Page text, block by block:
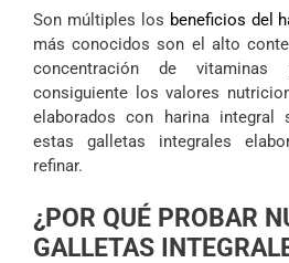
Son múltiples los beneficios del
más conocidos son el alto
concentración de
consiguiente los valores
elaborados con harina integral
estas galletas integrales
refinar.
¿POR QUÉ PROBAR
GALLETAS